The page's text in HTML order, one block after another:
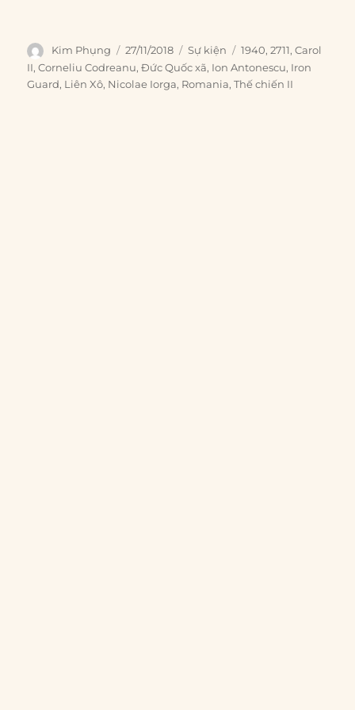
Author
Kim Phụng
Posted
on
27/11/2018 Categories
Sự kiện Tags
1940,2711,Carol
II,Corneliu Codreanu,Đức Quốc xã, Ion Antonescu, Iron
Guard, Liên Xô, Nicolae Iorga, Romania,Thế chiến II